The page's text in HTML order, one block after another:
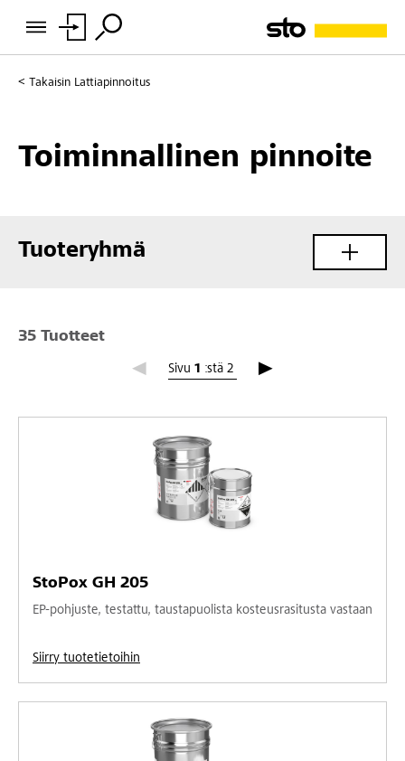
Takaisin Lattiapinnoitus
Toiminnallinen pinnoite
Tuoteryhmä
35 Tuotteet
Sivu 1 :stä 2
Sivu 1
StoPox GH 205
EP-pohjuste, testattu, taustapuolista kosteusrasitusta vastaan
Siirry tuotetietoihin